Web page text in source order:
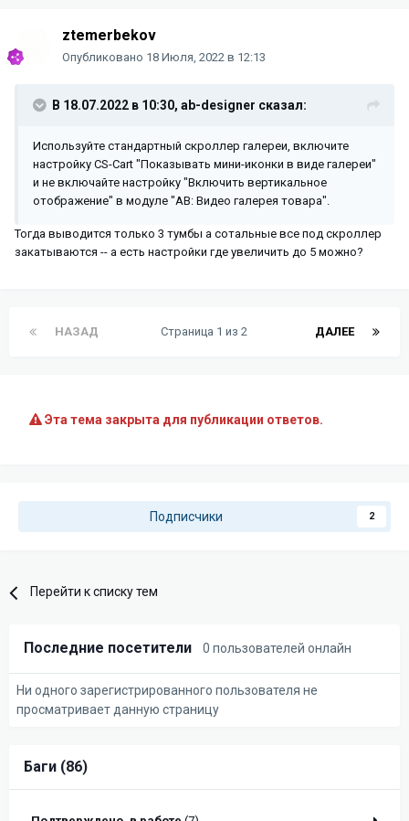
ztemerbekov
Опубликовано 18 Июля, 2022 в 12:13
В 18.07.2022 в 10:30, ab-designer сказал:
Используйте стандартный скроллер галереи, включите
настройку CS-Cart "Показывать мини-иконки в виде галереи"
и не включайте настройку "Включить вертикальное
отображение" в модуле "АВ: Видео галерея товара".
Тогда выводится только 3 тумбы а сотальные все под скроллер
закатываются -- а есть настройки где увеличить до 5 можно?
НАЗАД ДАЛЕЕ
Страница 1 из 2
Эта тема закрыта для публикации ответов.
Подписчики 2
Перейти к списку тем
Последние посетители 0 пользователей онлайн
Ни одного зарегистрированного пользователя не
просматривает данную страницу
Баги (86)